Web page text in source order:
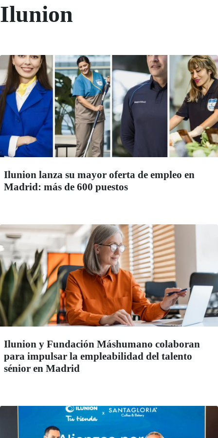
Ilunion
Ilunion lanza su mayor oferta de empleo en
Madrid: más de 600 puestos
Ilunion y Fundación Máshumano colaboran
para impulsar la empleabilidad del talento
sénior en Madrid